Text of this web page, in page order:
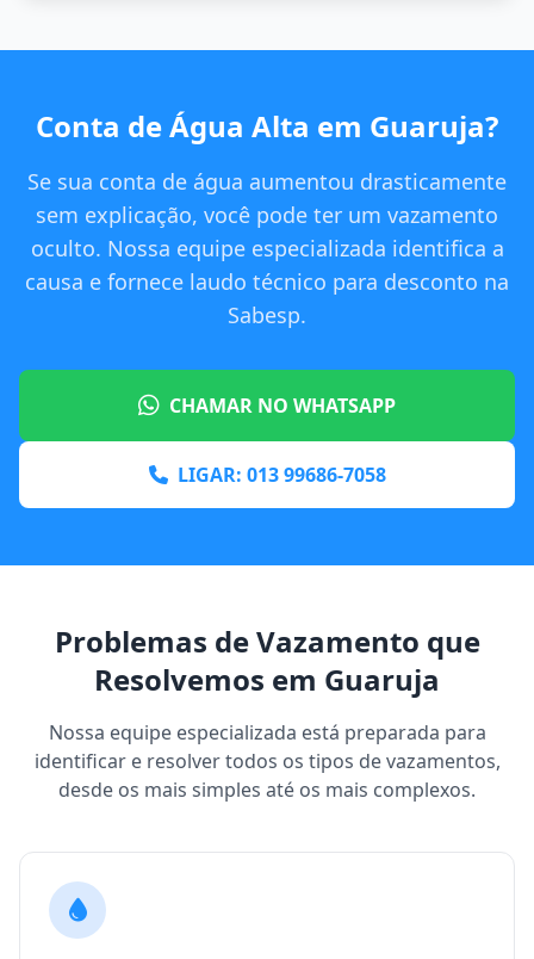
Conta de Água Alta em Guaruja?
Se sua conta de água aumentou drasticamente
sem explicação, você pode ter um vazamento
oculto. Nossa equipe especializada identifica a
causa e fornece laudo técnico para desconto na
Sabesp.
CHAMAR NO WHATSAPP
LIGAR: 013 99686-7058
Problemas de Vazamento que
Resolvemos em Guaruja
Nossa equipe especializada está preparada para
identificar e resolver todos os tipos de vazamentos,
desde os mais simples até os mais complexos.